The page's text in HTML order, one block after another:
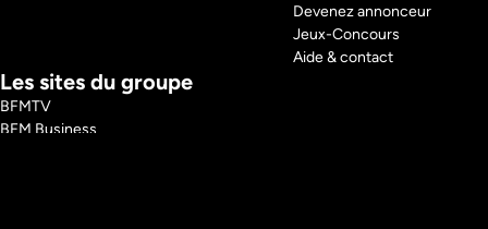
Devenez annonceur
Jeux-Concours
Aide & contact
Les sites du groupe
BFMTV
BFM Business